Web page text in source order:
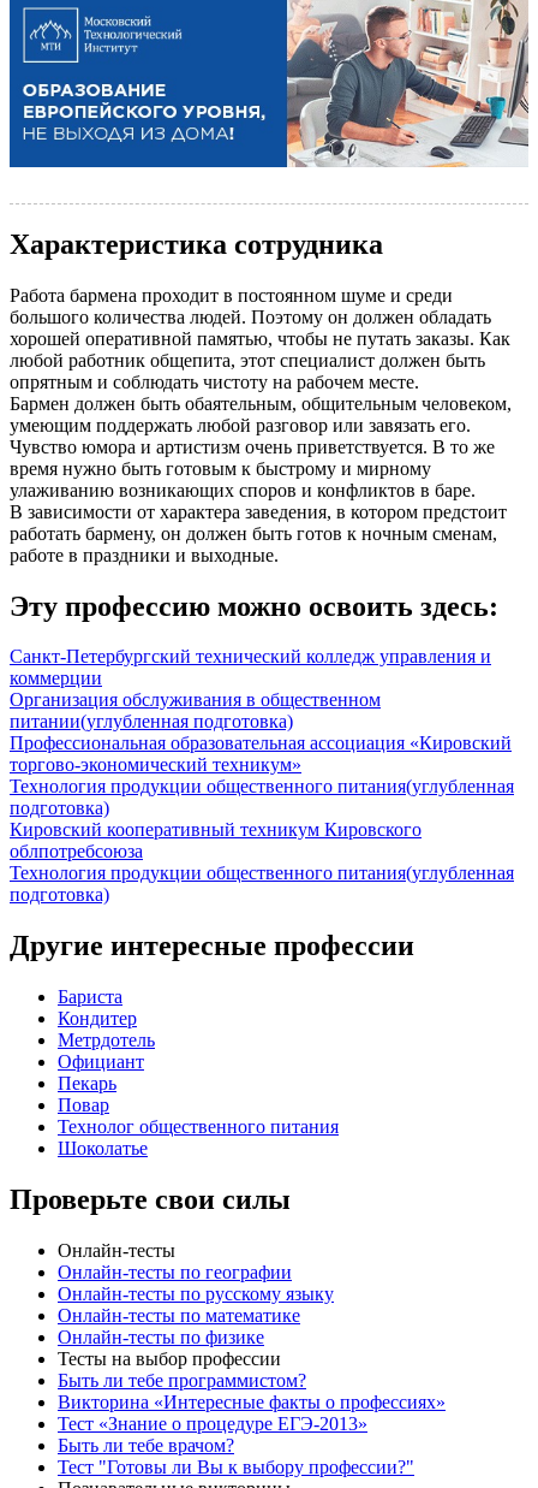
Характеристика сотрудника
Работа бармена проходит в постоянном шуме и среди
большого количества людей. Поэтому он должен обладать
хорошей оперативной памятью, чтобы не путать заказы. Как
любой работник общепита, этот специалист должен быть
опрятным и соблюдать чистоту на рабочем месте.
Бармен должен быть обаятельным, общительным человеком,
умеющим поддержать любой разговор или завязать его.
Чувство юмора и артистизм очень приветствуется. В то же
время нужно быть готовым к быстрому и мирному
улаживанию возникающих споров и конфликтов в баре.
В зависимости от характера заведения, в котором предстоит
работать бармену, он должен быть готов к ночным сменам,
работе в праздники и выходные.
Эту профессию можно освоить здесь:
Санкт-Петербургский технический колледж управления и
коммерции
Организация обслуживания в общественном
питании(углубленная подготовка)
Профессиональная образовательная ассоциация «Кировский
торгово-экономический техникум»
Технология продукции общественного питания(углубленная
подготовка)
Кировский кооперативный техникум Кировского
облпотребсоюза
Технология продукции общественного питания(углубленная
подготовка)
Другие интересные профессии
Бариста
Кондитер
Метрдотель
Официант
Пекарь
Повар
Технолог общественного питания
Шоколатье
Проверьте свои силы
Онлайн-тесты
Онлайн-тесты по географии
Онлайн-тесты по русскому языку
Онлайн-тесты по математике
Онлайн-тесты по физике
Тесты на выбор профессии
Быть ли тебе программистом?
Викторина «Интересные факты о профессиях»
Тест «Знание о процедуре ЕГЭ-2013»
Быть ли тебе врачом?
Тест "Готовы ли Вы к выбору профессии?"